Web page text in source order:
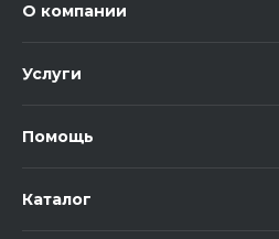
О компании
Услуги
Помощь
Каталог